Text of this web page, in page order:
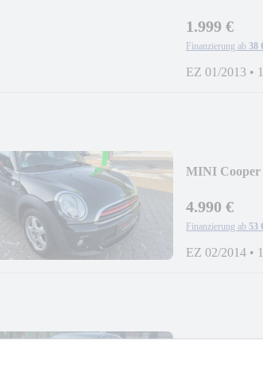
1.999 €
Finanzierung ab 38
EZ 01/2013 •
MINI Cooper
4.990 €
Finanzierung ab 53
EZ 02/2014 •
Opel Mokka